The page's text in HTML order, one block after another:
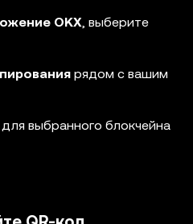
OKX, выберите
рядом с вашим
выбранного блокчейна